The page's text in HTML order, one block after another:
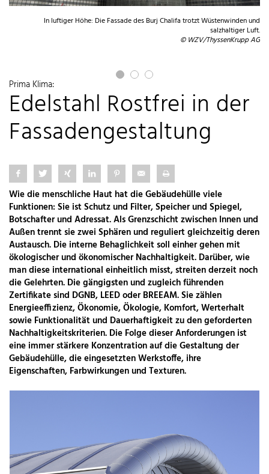
In luftiger Höhe: Die Fassade des Burj Chalifa trotzt Wüstenwinden und
salzhaltiger Luft.
© WZV/ThyssenKrupp AG
Prima Klima:
Edelstahl Rostfrei in der
Fassadengestaltung
Wie die menschliche Haut hat die Gebäudehülle viele
Funktionen: Sie ist Schutz und Filter, Speicher und Spiegel,
Botschafter und Adressat. Als Grenzschicht zwischen Innen und
Außen trennt sie zwei Sphären und reguliert gleichzeitig deren
Austausch. Die interne Behaglichkeit soll einher gehen mit
ökologischer und ökonomischer Nachhaltigkeit. Darüber, wie
man diese international einheitlich misst, streiten derzeit noch
die Gelehrten. Die gängigsten und zugleich führenden
Zertifikate sind DGNB, LEED oder BREEAM. Sie zählen
Energieeffizienz, Ökonomie, Ökologie, Komfort, Werterhalt
sowie Funktionalität und Dauerhaftigkeit zu den geforderten
Nachhaltigkeitskriterien. Die Folge dieser Anforderungen ist
eine immer stärkere Konzentration auf die Gestaltung der
Gebäudehülle, die eingesetzten Werkstoffe, ihre
Eigenschaften, Farbwirkungen und Texturen.